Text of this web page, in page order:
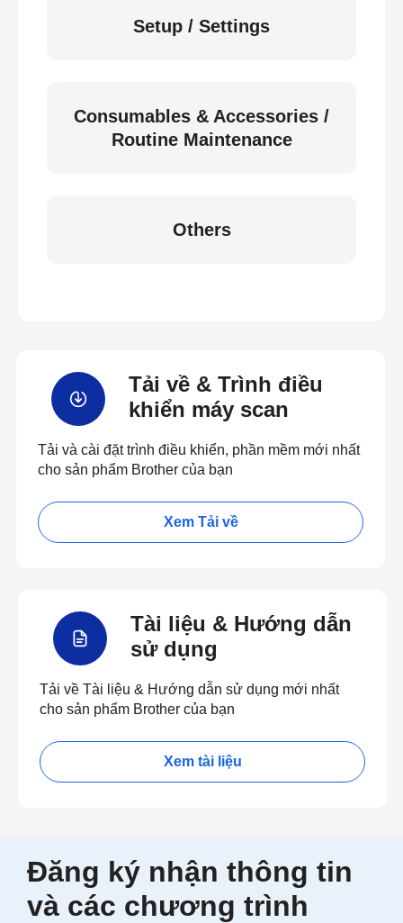
Setup / Settings
Consumables & Accessories /
Routine Maintenance
Others
Tải về & Trình điều
khiển máy scan
Tải và cài đặt trình điều khiển, phần mềm mới nhất
cho sản phẩm Brother của bạn
Xem Tải về
Tài liệu & Hướng dẫn
sử dụng
Tải về Tài liệu & Hướng dẫn sử dụng mới nhất
cho sản phẩm Brother của bạn
Xem tài liệu
Đăng ký nhận thông tin
và các chương trình